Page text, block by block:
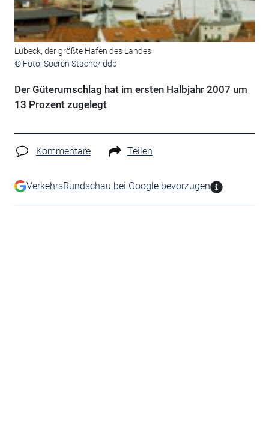
Lübeck, der größte Hafen des Landes
© Foto: Soeren Stache/ ddp
Der Güterumschlag hat im ersten Halbjahr 2007 um
13 Prozent zugelegt
Kommentare Teilen
VerkehrsRundschau bei Google bevorzugen